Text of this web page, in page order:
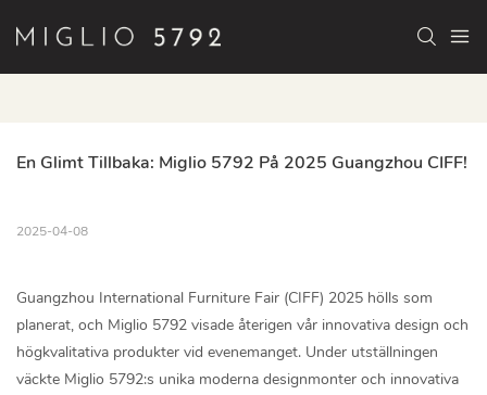
En Glimt Tillbaka: Miglio 5792 På 2025 Guangzhou CIFF!
2025-04-08
Guangzhou International Furniture Fair (CIFF) 2025 hölls som
planerat, och Miglio 5792 visade återigen vår innovativa design och
högkvalitativa produkter vid evenemanget. Under utställningen
väckte Miglio 5792:s unika moderna designmonter och innovativa